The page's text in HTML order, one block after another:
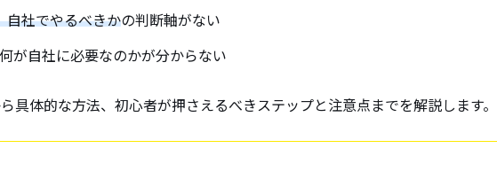
自社でやるべきかの判断軸がない
が自社に必要なのかが分からない
具体的な方法、初心者が押さえるべきステップと注意点までを解説します。